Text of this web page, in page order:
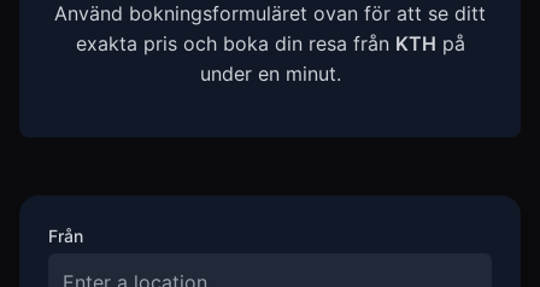
Använd bokningsformuläret ovan för att se ditt
exakta pris och boka din resa från KTH på
under en minut.
Från